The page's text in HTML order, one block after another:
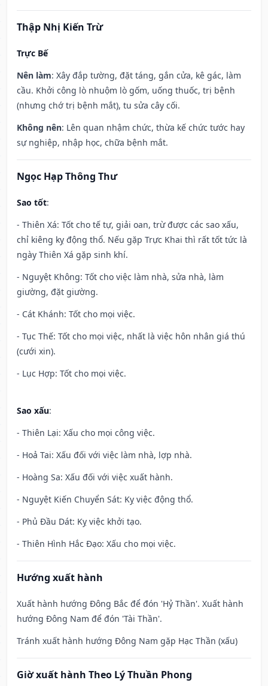
Thập Nhị Kiến Trừ
Trực Bế
Nên làm: Xây đắp tường, đặt táng, gắn cửa, kê gác, làm
cầu. Khởi công lò nhuộm lò gốm, uống thuốc, trị bệnh
(nhưng chớ trị bệnh mắt), tu sửa cây cối.
Không nên: Lên quan nhậm chức, thừa kế chức tước hay
sự nghiệp, nhập học, chữa bệnh mắt.
Ngọc Hạp Thông Thư
Sao tốt:
- Thiên Xá: Tốt cho tế tự, giải oan, trừ được các sao xấu,
chỉ kiêng kỵ động thổ. Nếu gặp Trực Khai thì rất tốt tức là
ngày Thiên Xá gặp sinh khí.
- Nguyệt Không: Tốt cho việc làm nhà, sửa nhà, làm
giường, đặt giường.
- Cát Khánh: Tốt cho mọi việc.
- Tục Thế: Tốt cho mọi việc, nhất là việc hôn nhân giá thú
(cưới xin).
- Lục Hợp: Tốt cho mọi việc.
Sao xấu:
- Thiên Lại: Xấu cho mọi công việc.
- Hoả Tai: Xấu đối với việc làm nhà, lợp nhà.
- Hoàng Sa: Xấu đối với việc xuất hành.
- Nguyệt Kiến Chuyển Sát: Kỵ việc động thổ.
- Phủ Đầu Dát: Kỵ việc khởi tạo.
- Thiên Hình Hắc Đạo: Xấu cho mọi việc.
Hướng xuất hành
Xuất hành hướng Đông Bắc để đón 'Hỷ Thần'. Xuất hành
hướng Đông Nam để đón 'Tài Thần'.
Tránh xuất hành hướng Đông Nam gặp Hạc Thần (xấu)
Giờ xuất hành Theo Lý Thuần Phong